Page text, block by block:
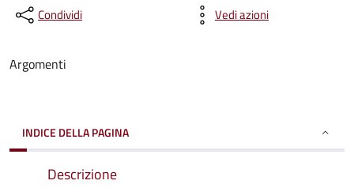
Condividi Vedi azioni
Argomenti
INDICE DELLA PAGINA
Descrizione